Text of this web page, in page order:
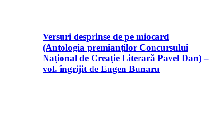
Versuri desprinse de pe miocard
(Antologia premianţilor Concursului
Naţional de Creaţie Literară Pavel Dan) –
vol. îngrijit de Eugen Bunaru